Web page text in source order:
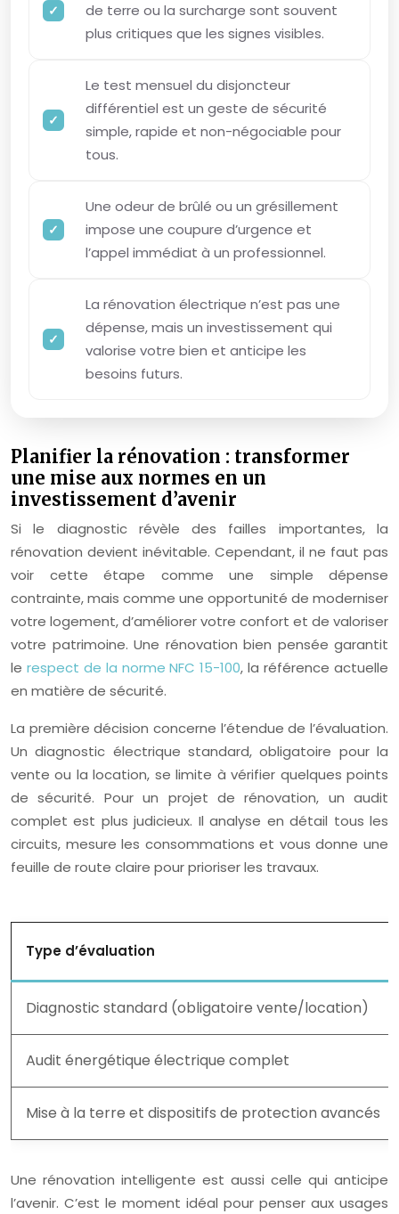
de terre ou la surcharge sont souvent
plus critiques que les signes visibles.
Le test mensuel du disjoncteur
différentiel est un geste de sécurité
simple, rapide et non-négociable pour
tous.
Une odeur de brûlé ou un grésillement
impose une coupure d’urgence et
l’appel immédiat à un professionnel.
La rénovation électrique n’est pas une
dépense, mais un investissement qui
valorise votre bien et anticipe les
besoins futurs.
Planifier la rénovation : transformer
une mise aux normes en un
investissement d’avenir
Si le diagnostic révèle des failles importantes, la
rénovation devient inévitable. Cependant, il ne faut pas
voir cette étape comme une simple dépense
contrainte, mais comme une opportunité de moderniser
votre logement, d’améliorer votre confort et de valoriser
votre patrimoine. Une rénovation bien pensée garantit
le respect de la norme NFC 15-100, la référence actuelle
en matière de sécurité.
La première décision concerne l’étendue de l’évaluation.
Un diagnostic électrique standard, obligatoire pour la
vente ou la location, se limite à vérifier quelques points
de sécurité. Pour un projet de rénovation, un audit
complet est plus judicieux. Il analyse en détail tous les
circuits, mesure les consommations et vous donne une
feuille de route claire pour prioriser les travaux.
Type d’évaluation
Diagnostic standard (obligatoire vente/location)
Audit énergétique électrique complet
Mise à la terre et dispositifs de protection avancés
Une rénovation intelligente est aussi celle qui anticipe
l’avenir. C’est le moment idéal pour penser aux usages